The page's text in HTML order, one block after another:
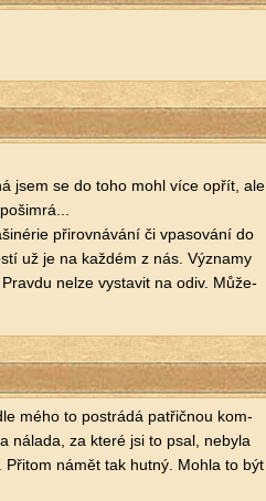
jsem se do toho mohl více opřít, ale
při­rov­ná­vá­ní či vpa­so­vá­ní do
už je na kaž­dém z nás. Vý­zna­my
nelze vy­sta­vit na odiv. Mů­že­
mého to po­strá­dá pa­t­řič­nou kom­
ná­la­da, za které jsi to psal, ne­by­la
námět tak hutný. Mohla to být